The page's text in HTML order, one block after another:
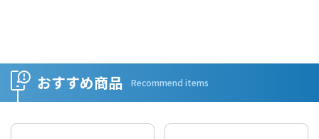
おすすめ商品 Recommend items